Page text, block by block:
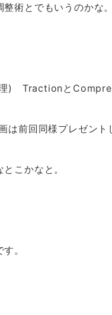
術とでもいうのかな
理) Tractionと
は前回同様プレゼント
こかなと。
。